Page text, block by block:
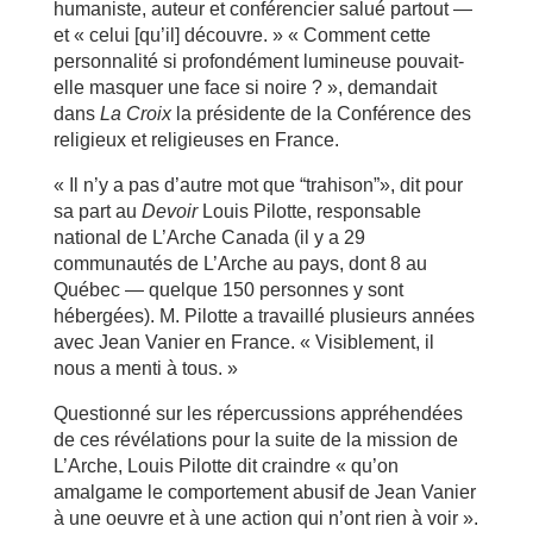
humaniste, auteur et conférencier salué partout —
et « celui [qu’il] découvre. » « Comment cette
personnalité si profondément lumineuse pouvait-
elle masquer une face si noire ? », demandait
dans La Croixla présidente de la Conférence des
religieux et religieuses en France.
« Il n’y a pas d’autre mot que “trahison”», dit pour
sa part au DevoirLouis Pilotte, responsable
national de L’Arche Canada (il y a 29
communautés de L’Arche au pays, dont 8 au
Québec — quelque 150 personnes y sont
hébergées). M. Pilotte a travaillé plusieurs années
avec Jean Vanier en France. « Visiblement, il
nous a menti à tous. »
Questionné sur les répercussions appréhendées
de ces révélations pour la suite de la mission de
L’Arche, Louis Pilotte dit craindre « qu’on
amalgame le comportement abusif de Jean Vanier
à une oeuvre et à une action qui n’ont rien à voir ».